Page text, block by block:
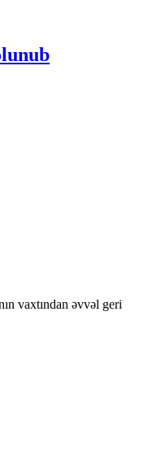
vaxtından əvvəl geri